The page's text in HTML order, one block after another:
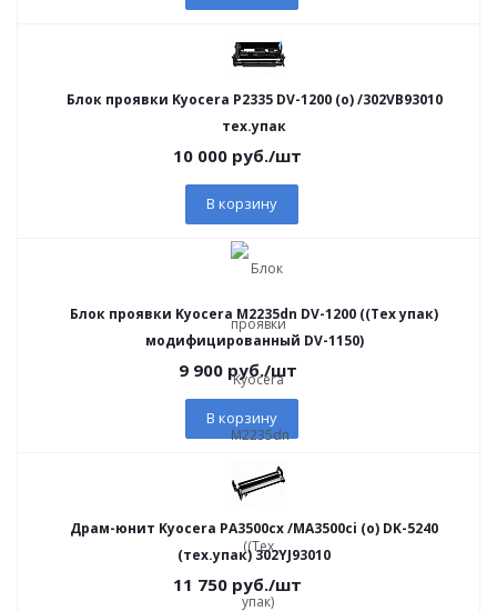
Блок проявки Kyocera Р2335 DV-1200 (o) /302VB93010
тех.упак
10 000 руб./шт
В корзину
Блок проявки Kyocera M2235dn DV-1200 ((Тех упак)
модифицированный DV-1150)
9 900руб./шт
В корзину
Драм-юнит Kyocera PA3500cx /MA3500ci (o) DK-5240
(тех.упак) 302YJ93010
11 750 руб./шт